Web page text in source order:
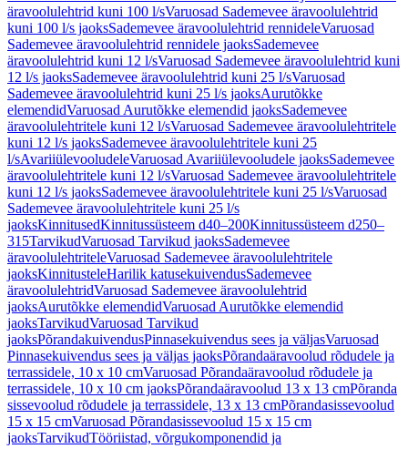
äravoolulehtrid kuni 100 l/sVaruosad Sademevee äravoolulehtrid
kuni 100 l/s jaoksSademevee äravoolulehtrid rennideleVaruosad
Sademevee äravoolulehtrid rennidele jaoksSademevee
äravoolulehtrid kuni 12 l/sVaruosad Sademevee äravoolulehtrid kuni
12 l/s jaoksSademevee äravoolulehtrid kuni 25 l/sVaruosad
Sademevee äravoolulehtrid kuni 25 l/s jaoksAurutõkke
elemendidVaruosad Aurutõkke elemendid jaoksSademevee
äravoolulehtritele kuni 12 l/sVaruosad Sademevee äravoolulehtritele
kuni 12 l/s jaoksSademevee äravoolulehtritele kuni 25
l/sAvariiülevooludeleVaruosad Avariiülevooludele jaoksSademevee
äravoolulehtritele kuni 12 l/sVaruosad Sademevee äravoolulehtritele
kuni 12 l/s jaoksSademevee äravoolulehtritele kuni 25 l/sVaruosad
Sademevee äravoolulehtritele kuni 25 l/s
jaoksKinnitusedKinnitussüsteem d40–200Kinnitussüsteem d250–
315TarvikudVaruosad Tarvikud jaoksSademevee
äravoolulehtriteleVaruosad Sademevee äravoolulehtritele
jaoksKinnitusteleHarilik katusekuivendusSademevee
äravoolulehtridVaruosad Sademevee äravoolulehtrid
jaoksAurutõkke elemendidVaruosad Aurutõkke elemendid
jaoksTarvikudVaruosad Tarvikud
jaoksPõrandakuivendusPinnasekuivendus sees ja väljasVaruosad
Pinnasekuivendus sees ja väljas jaoksPõrandaäravoolud rõdudele ja
terrassidele, 10 x 10 cmVaruosad Põrandaäravoolud rõdudele ja
terrassidele, 10 x 10 cm jaoksPõrandaäravoolud 13 x 13 cmPõranda
sissevoolud rõdudele ja terrassidele, 13 x 13 cmPõrandasissevoolud
15 x 15 cmVaruosad Põrandasissevoolud 15 x 15 cm
jaoksTarvikudTööriistad, võrgukomponendid ja